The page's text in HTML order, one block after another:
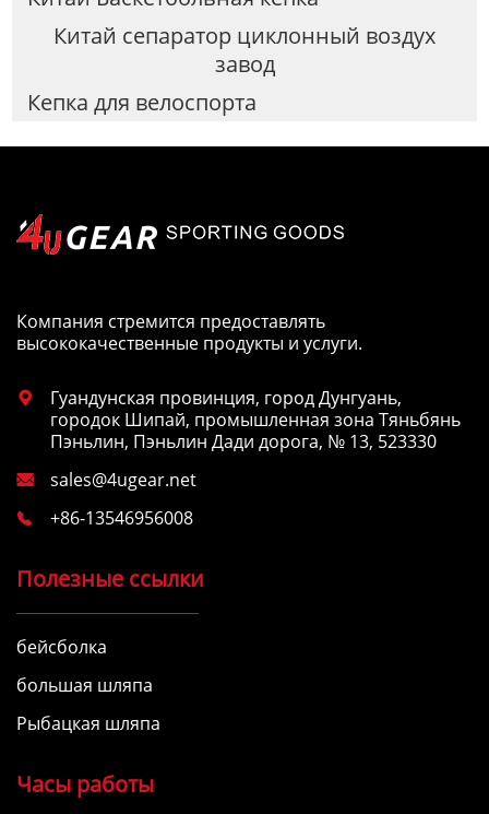
Китай сепаратор циклонный воздух
завод
Кепка для велоспорта
Компания стремится предоставлять
высококачественные продукты и услуги.

Гуандунская провинция, город Дунгуань,
городок Шипай, промышленная зона Тяньбянь
Пэньлин, Пэньлин Дади дорога, № 13, 523330
 sales@4ugear.net
 +86-13546956008
Полезные ссылки
бейсболка
большая шляпа
Рыбацкая шляпа
Часы работы